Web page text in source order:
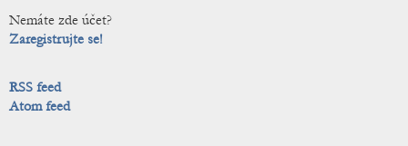
Nemáte zde účet?
Zaregistrujte se!
RSS feed
Atom feed